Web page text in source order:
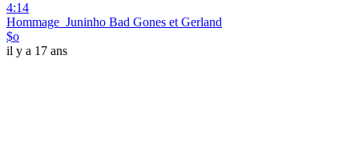
4:14
Hommage_Juninho Bad Gones et Gerland
$o
il y a 17 ans